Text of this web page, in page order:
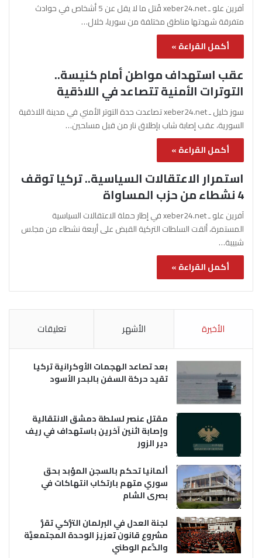
آفرين علو ـ xeber24.net قُتل ما لا يقل عن 5 أشخاص في حوادث
متفرقة شهدتها مناطق مختلفة من سوريا، خلال…
أكمل القراءة »
عقب استهداف مواطن أمام كنيسة..
التوترات الأمنية تتصاعد في اللاذقية
سوز خليل ـ xeber24.net تصاعدت حدة التوتر الأمني في مدينة اللاذقية
السورية، عقب إصابة شاب بإطلاق نار من قبل مسلحين…
أكمل القراءة »
استمرار الاعتقالات السياسية.. تركيا توقف
4 نشطاء من حزب المساواة
آفرين علو ـ xeber24.net في إطار حملة الاعتقالات السياسية
المستمرة، ألقت السلطات التركية القبض على أربعة نشطاء من مجلس
شبيبة…
أكمل القراءة »
الأخيرة الأشهر تعليقات
بعد تصاعد الهجمات الأوكرانية تركيا
تقيد حركة السفن بالبحر الأسود
مقتل عنصر لسلطة دمشق الانتقالية
وإصابة اثنين آخرين باستهداف في ريف
دير الزور
ألمانيا تحكم بالسجن المؤبد بحق
سوري متهم بارتكاب انتهاكات في
بصرى الشام
لجنة العدل في البرلمان التُّركي تقرُّ
مشروع قانون تعزيز الوحدة المجتمعيَّة
والدَّعم الوطني